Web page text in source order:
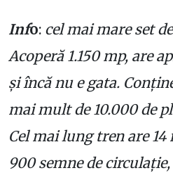
Info: cel mai mare set
Acoperă 1.150 mp, are
şi încă nu e gata.
mai mult de 10.000 de
Cel mai lung tren are
900 semne de